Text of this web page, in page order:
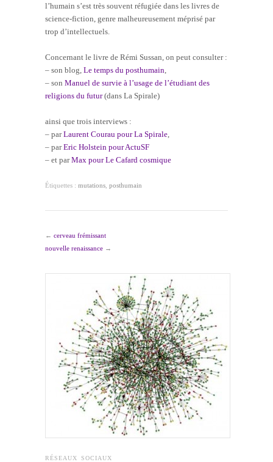
l’humain s’est très souvent réfugiée dans les livres de
science-fiction, genre malheureusement méprisé par
trop d’intellectuels.
Concernant le livre de Rémi Sussan, on peut consulter :
– son blog, Le temps du posthumain
– son Manuel de survie à l’usage de l’étudiant des
religions du futur(dans La Spirale)
ainsi que trois interviews :
– parLaurent Courau pour La Spirale
– parEric Holstein pour ActuSF
– et parMax pour Le Cafard cosmique
Étiquettes : mutations posthumain
← cerveau frémissant
nouvelle renaissance →
RÉSEAUX SOCIAUX